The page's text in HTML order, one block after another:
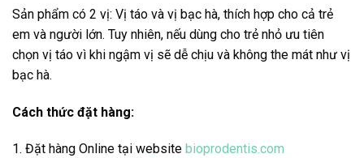
Sản phẩm có 2 vị: Vị táo và vị bạc hà, thích hợp cho cả trẻ
em và người lớn. Tuy nhiên, nếu dùng cho trẻ nhỏ ưu tiên
chọn vị táo vì khi ngậm vị sẽ dễ chịu và không the mát như vị
bạc hà.
Cách thức đặt hàng:
1. Đặt hàng Online tại website bioprodentis.com